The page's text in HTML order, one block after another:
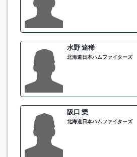
水野 達稀
北海道日本ハムファイターズ
阪口 樂
北海道日本ハムファイターズ